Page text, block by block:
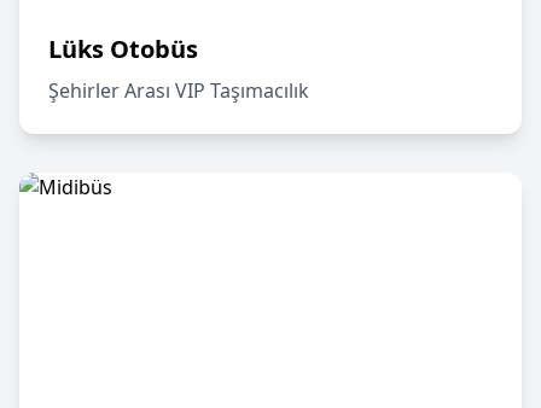
Lüks Otobüs
Şehirler Arası VIP Taşımacılık